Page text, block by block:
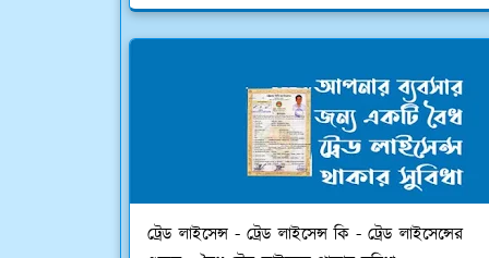
ট্রেড লাইসেন্স - ট্রেড লাইসেন্স কি - ট্রেড লাইসেন্সের